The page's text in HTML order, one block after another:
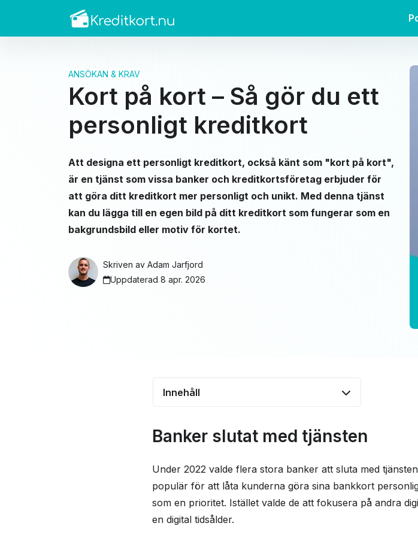
ANSÖKAN & KRAV
Kort på kort – Så gör du ett
personligt kreditkort
Att designa ett personligt kreditkort, också känt som "kort på kort",
är en tjänst som vissa banker och kreditkortsföretag erbjuder för
att göra ditt kreditkort mer personligt och unikt. Med denna tjänst
kan du lägga till en egen bild på ditt kreditkort som fungerar som en
bakgrundsbild eller motiv för kortet.
Skriven av Adam Jarfjord
Uppdaterad 8 apr. 2026
Innehåll
Det finns företag som kan hjälpa dig
Så gör du för att designa ett eget kort
Vanliga frågor och svar
Banker slutat med tjänsten
Under 2022 valde flera stora banker att sluta med
populär för att låta kunderna göra sina bankkort
som en prioritet. Istället valde de att fokusera på andra
en digital tidsålder.